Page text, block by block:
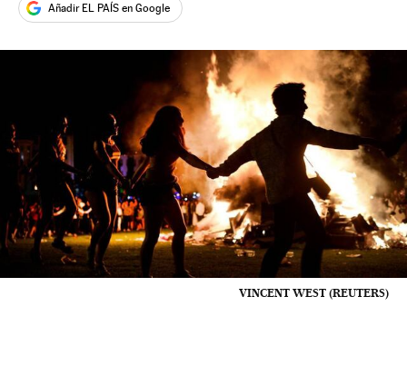
Añadir EL PAÍS en Google
VINCENT WEST (REUTERS)